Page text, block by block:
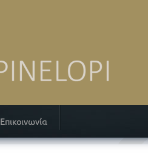
Επικοινωνία